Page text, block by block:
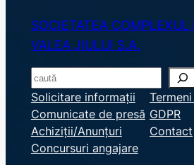
SOCIETATEA COMPLEXUL
VALEA JIULUI S.A.
S
e
a
r
c
Solicitare informații
Comunicate de presă
Achiziții/Anunțuri
Concursuri angajare
GDPR
Contact